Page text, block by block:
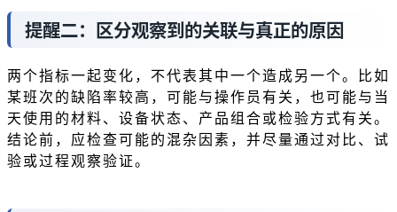
提醒二：区分观察到的关联与真正的原因
两个指标一起变化，不代表其中一个造成另一个。比如
某班次的缺陷率较高，可能与操作员有关，也可能与当
天使用的材料、设备状态、产品组合或检验方式有关。
结论前，应检查可能的混杂因素，并尽量通过对比、试
验或过程观察验证。